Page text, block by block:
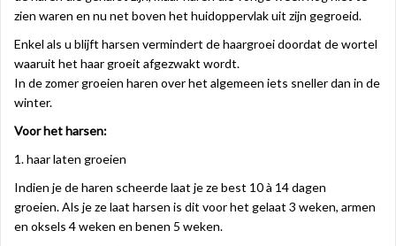
zien waren en nu net boven het huidoppervlak uit zijn gegroeid.
Enkel als u blijft harsen vermindert de haargroei doordat de wortel
waaruit het haar groeit afgezwakt wordt.
In de zomer groeien haren over het algemeen iets sneller dan in de
winter.
Voor het harsen:
1. haar laten groeien
Indien je de haren scheerde laat je ze best 10 à 14 dagen
groeien. Als je ze laat harsen is dit voor het gelaat 3 weken, armen
en oksels 4 weken en benen 5 weken.